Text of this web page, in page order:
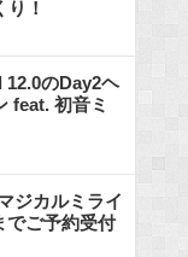
！
のDay2ヘ
feat. 初音ミ
ジカルミライ
でご予約受付